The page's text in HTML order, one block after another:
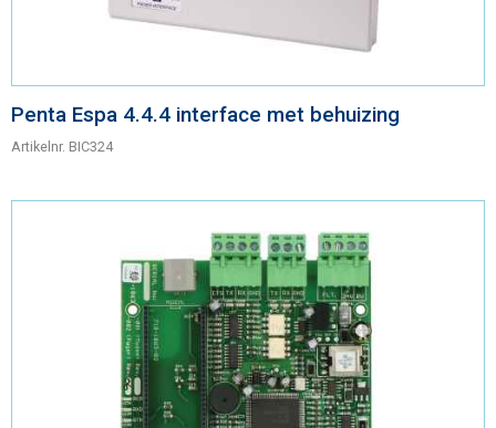
Penta Espa 4.4.4 interface met behuizing
Artikelnr. BIC324